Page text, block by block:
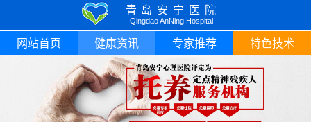
青岛安宁医院
Qingdao AnNing Hospital
网站首页 健康资讯 专家推荐 特色技术